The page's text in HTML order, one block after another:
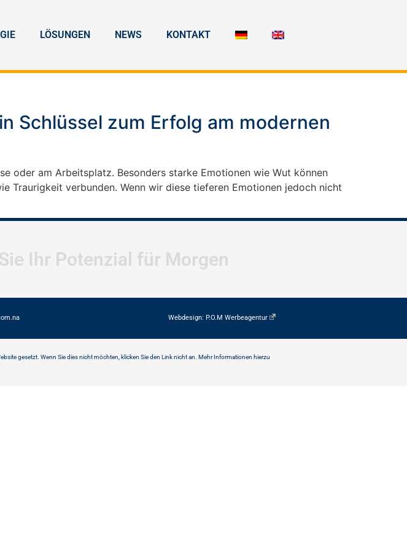
LÖSUNGEN NEWS KONTAKT
Schlüssel zum Erfolg am modernen
oder am Arbeitsplatz. Besonders starke Emotionen wie Wut können
Traurigkeit verbunden. Wenn wir diese tieferen Emotionen jedoch nicht
Ihr Potenzial für Morgen
Webdesign: P.O.M Werbeagentur
gesetzt. Wenn Sie dies nicht möchten, klicken Sie den Link nicht an. Mehr Informationen hierzu